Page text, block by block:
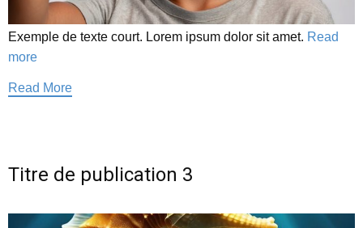
Exemple de texte court. Lorem ipsum dolor sit amet. Read
more
Read More
Titre de publication 3